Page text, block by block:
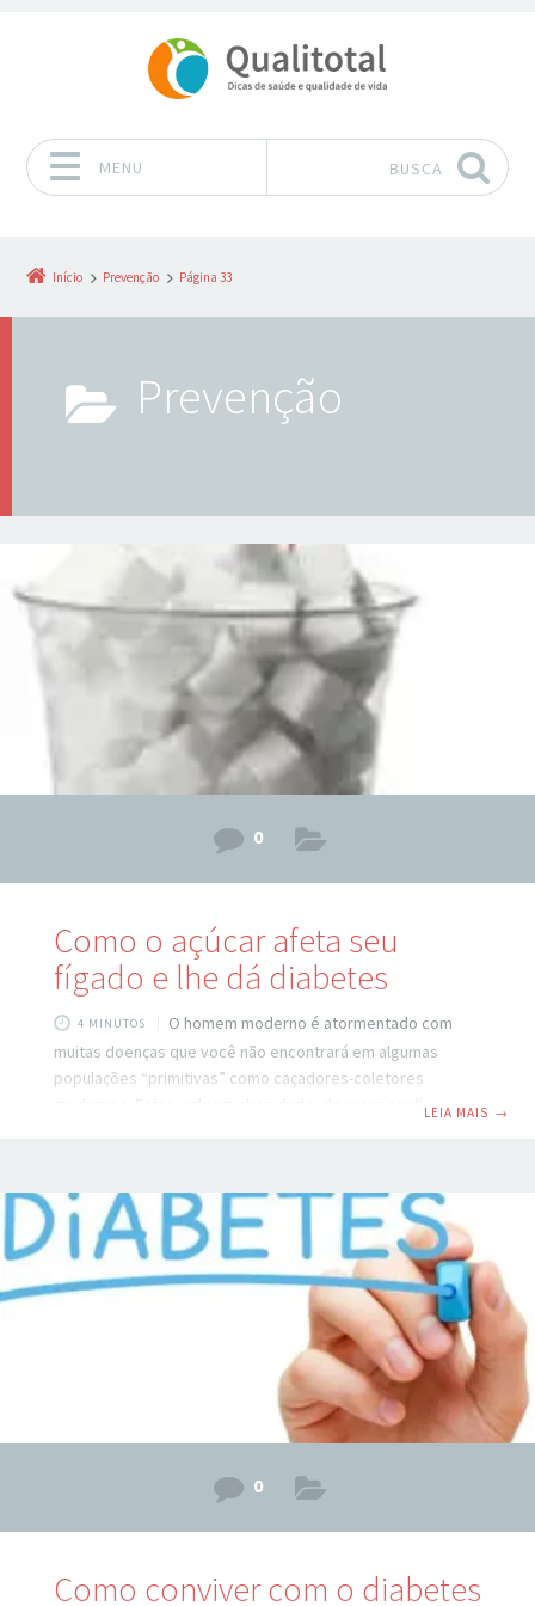
MENU BUSCA
Início Prevenção Página 33
Prevenção
0
Como o açúcar afeta seu
fígado e lhe dá diabetes
4 MINUTOS
O homem moderno é atormentado com
muitas doenças que você não encontrará em algumas
populações “primitivas” como caçadores-coletores
modernos. Estas incluem obesidade, doenças cardíacas ,
300 milhões de pessoas em todo o mundo. Esta doença é
uma causa comum de morte precoce, cegueira, amputação
e uma gravemente diminuída qualidade de vida… e está
avançando rapidamente,
LEIA MAIS →
0
Como conviver com o diabetes